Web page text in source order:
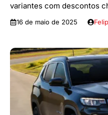
variantes com descontos
16 de maio de 2025